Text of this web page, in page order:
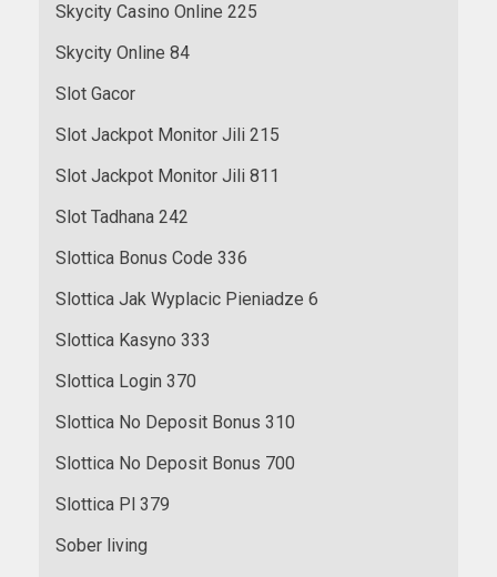
Skycity Casino Online 225
Skycity Online 84
Slot Gacor
Slot Jackpot Monitor Jili 215
Slot Jackpot Monitor Jili 811
Slot Tadhana 242
Slottica Bonus Code 336
Slottica Jak Wyplacic Pieniadze 6
Slottica Kasyno 333
Slottica Login 370
Slottica No Deposit Bonus 310
Slottica No Deposit Bonus 700
Slottica Pl 379
Sober living